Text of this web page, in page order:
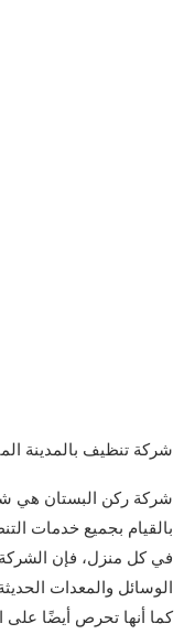
شركة تنظيف بالمدينة
شركة ركن البستان هي
بالقيام بجميع خدمات
في كل منزل، فإن
الوسائل والمعدات
كما أنها تحرص أيضًا على